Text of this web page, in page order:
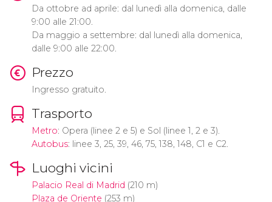
Da ottobre ad aprile: dal lunedì alla domenica, dalle
9:00 alle 21:00.
Da maggio a settembre: dal lunedì alla domenica,
dalle 9:00 alle 22:00.
Prezzo
Ingresso gratuito.
Trasporto
Metro: Opera (linee 2 e 5) e Sol (linee 1, 2 e 3).
Autobus: linee 3, 25, 39, 46, 75, 138, 148, C1 e C2.
Luoghi vicini
Palacio Real di Madrid (210 m)
Plaza de Oriente (253 m)